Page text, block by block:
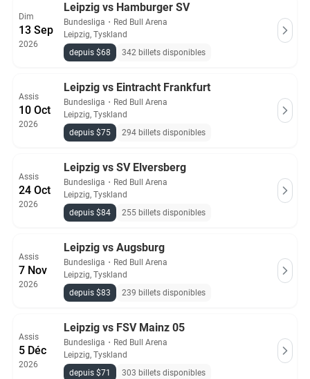
Dim
13 Sep
2026
Leipzig vs Hamburger SV
Bundesliga ・ Red Bull Arena
Leipzig, Tyskland
depuis $68
342 billets disponibles
Assis
10 Oct
2026
Leipzig vs Eintracht Frankfurt
Bundesliga ・ Red Bull Arena
Leipzig, Tyskland
depuis $75
294 billets disponibles
Assis
24 Oct
2026
Leipzig vs SV Elversberg
Bundesliga ・ Red Bull Arena
Leipzig, Tyskland
depuis $84
255 billets disponibles
Assis
7 Nov
2026
Leipzig vs Augsburg
Bundesliga ・ Red Bull Arena
Leipzig, Tyskland
depuis $83
239 billets disponibles
Assis
5 Déc
2026
Leipzig vs FSV Mainz 05
Bundesliga ・ Red Bull Arena
Leipzig, Tyskland
depuis $71
303 billets disponibles